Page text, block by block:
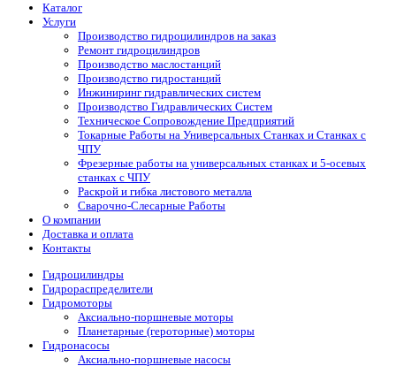
Каталог
Услуги
Производство гидроцилиндров на заказ
Ремонт гидроцилиндров
Производство маслостанций
Производство гидростанций
Инжиниринг гидравлических систем
Производство Гидравлических Систем
Техническое Сопровождение Предприятий
Токарные Работы на Универсальных Станках и Станках с
ЧПУ
Фрезерные работы на универсальных станках и 5-осевых
станках с ЧПУ
Раскрой и гибка листового металла
Сварочно-Слесарные Работы
О компании
Доставка и оплата
Контакты
Гидроцилиндры
Гидрораспределители
Гидромоторы
Аксиально-поршневые моторы
Планетарные (героторные) моторы
Гидронасосы
Аксиально-поршневые насосы